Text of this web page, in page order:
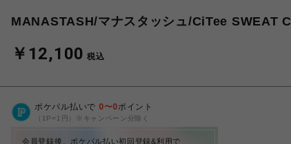
MANASTASH/マナスタッシュ/CiTee SWEAT
￥12,100 税込
ポケパル払いで 0〜0ポイント
（1P=1円）※キャンペーン分除く
会員登録後、ポケパル払い初回登録&利用で